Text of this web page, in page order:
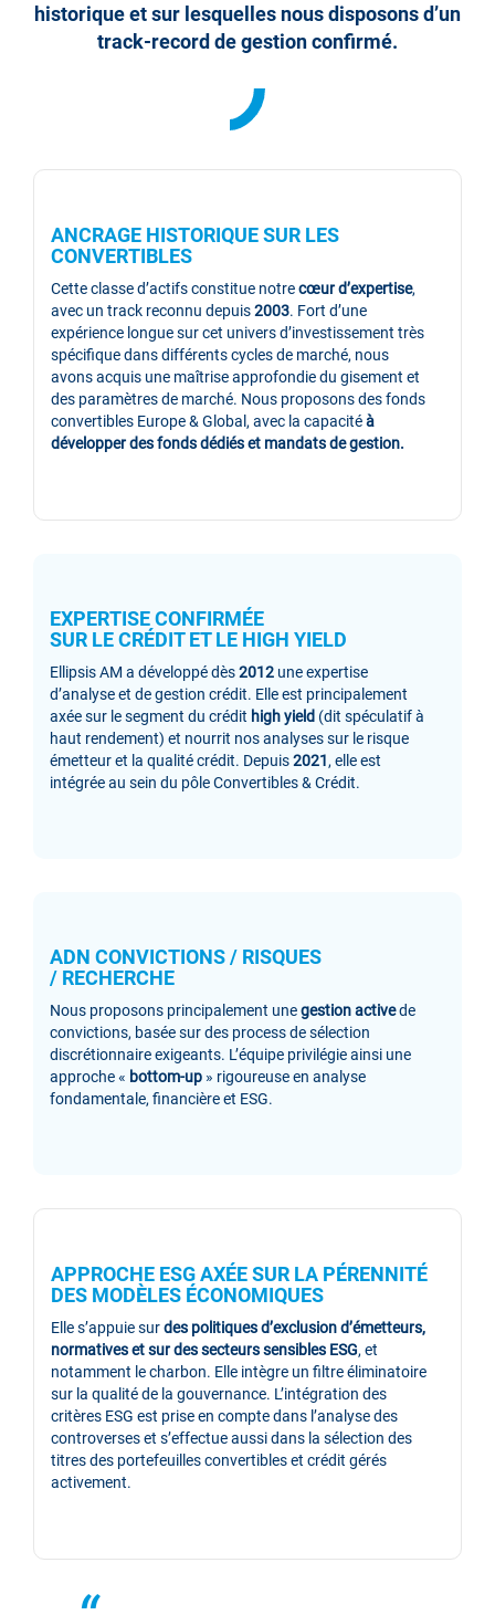
historique et sur lesquelles nous disposons d’un
track-record de gestion confirmé.
ANCRAGE HISTORIQUE SUR LES
CONVERTIBLES
Cette classe d’actifs constitue notrecœur d’expertise,
avec un track reconnu depuis2003. Fort d’une
expérience longue sur cet univers d’investissement très
spécifique dans différents cycles de marché, nous
avons acquis une maîtrise approfondie du gisement et
des paramètres de marché. Nous proposons des fonds
convertibles Europe & Global, avec la capacitéà
développer des fonds dédiés et mandats de gestion.
EXPERTISE CONFIRMÉE
SUR LE CRÉDIT ET LE HIGH YIELD
Ellipsis AM a développé dès2012 une expertise
d’analyse et de gestion crédit. Elle est principalement
axée sur le segment du crédit high yield (dit spéculatif à
haut rendement) et nourrit nos analyses sur le risque
émetteur et la qualité crédit. Depuis2021, elle est
intégrée au sein du pôle Convertibles & Crédit.
ADN CONVICTIONS / RISQUES
/ RECHERCHE
Nous proposons principalement unegestion activede
convictions, basée sur des process de sélection
discrétionnaire exigeants. L’équipe privilégie ainsi une
approche « bottom-up » rigoureuse en analyse
fondamentale, financière et ESG.
APPROCHE ESG AXÉE SUR LA PÉRENNITÉ
DES MODÈLES ÉCONOMIQUES
Elle s’appuie surdes politiques d’exclusion d’émetteurs,
normatives et sur des secteurs sensibles ESG, et
notamment le charbon. Elle intègre un filtre éliminatoire
sur la qualité de la gouvernance. L’intégration des
critères ESG est prise en compte dans l’analyse des
controverses et s’effectue aussi dans la sélection des
titres des portefeuilles convertibles et crédit gérés
activement.